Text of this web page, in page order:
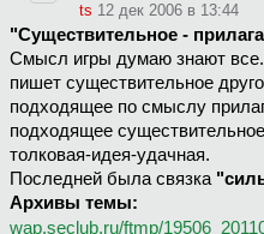
ts 12 дек 2006 в 13:44
"Существительное -
Смысл игры думаю знают
пишет существительное
подходящее по смыслу
подходящее
толковая-идея-удачная.
Последней была связка
Архивы темы:
wap.seclub.ru/ftmp/